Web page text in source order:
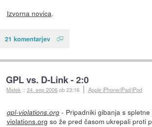
Izvorna novica.
21 komentarjev
GPL vs. D-Link - 2:0
Matek ::24. sep 2006ob 23:16 Apple iPhone/iPad/iPod
gpl-violations.org- Pripadniki gibanja s spletne
violations.org so že pred časom ukrepali proti